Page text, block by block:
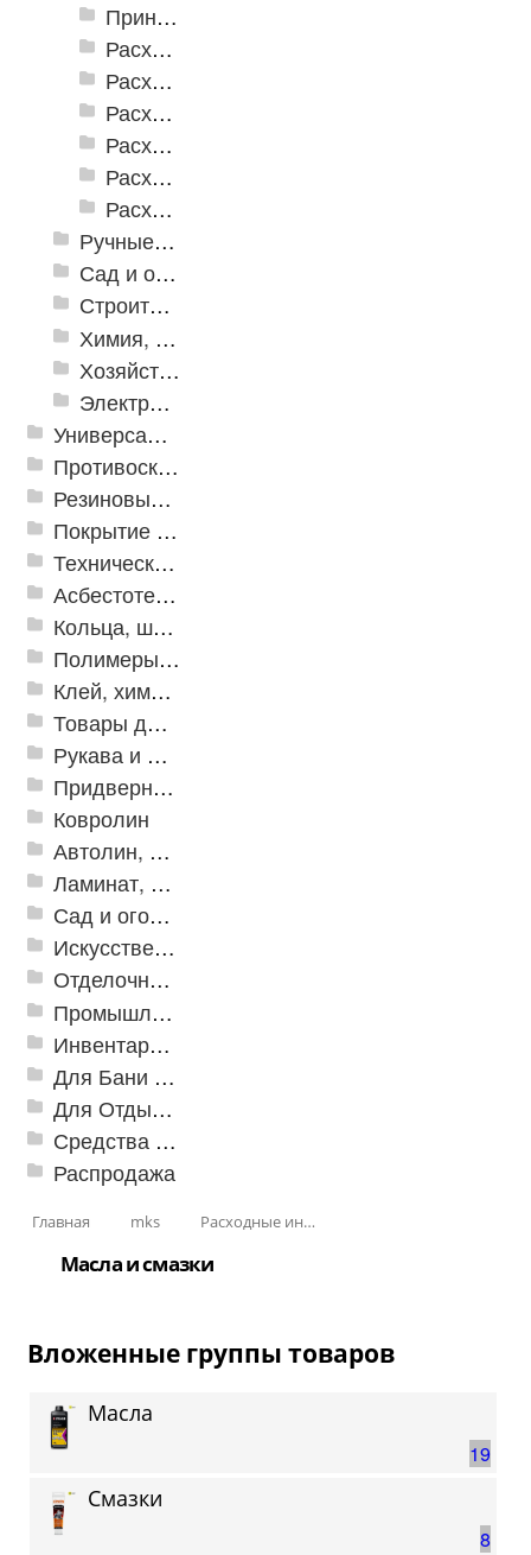
Принадлежности для сварочных работ
Расходные абразивные инструменты
Расходные инструменты для шуруповертов и гайковертов
Расходные инструменты по бетону
Расходные инструменты по дереву
Расходные инструменты по кафелю и стеклу
Расходные инструменты по металлу
Ручные инструменты
Сад и огород
Строительная Химия и принадлежности
Химия, крепеж, СИЗ
Хозяйственные принадлежности
Электрика и свет
Универсальные модульные покрытия
Противоскользящая защита для лестниц, профили, ленты
Резиновые и ПВХ дорожки
Покрытие из резиновой крошки
Техническая резина
Асбестотехнические и теплоизоляционные материалы
Кольца, шайбы, манжеты
Полимеры и пластики
Клей, химия, сопутствующие товары
Товары для дома
Рукава и шланги промышленные
Придверные решетки
Ковролин
Автолин, Транслин, Линолеум
Ламинат, Кварцвиниловая плитка SPC
Сад и огород
Искусственная трава
Отделочные профили
Промышленный текстиль
Инвентарь для клининга
Для Бани и Сауны
Для Отдыха и Пикника
Средства от насекомых и садовых вредителей
Распродажа
Главная mks Расходные инструменты
Масла и смазки
Вложенные группы товаров
19
Масла
8
Смазки